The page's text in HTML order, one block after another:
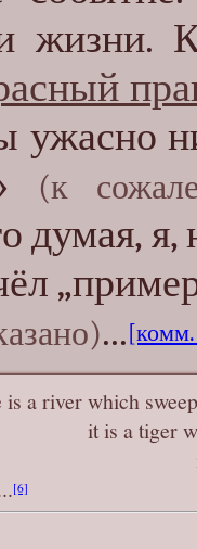
жизни.
ужасно
(к
думая,
...
a river which
tiger which
a fire which
[6]